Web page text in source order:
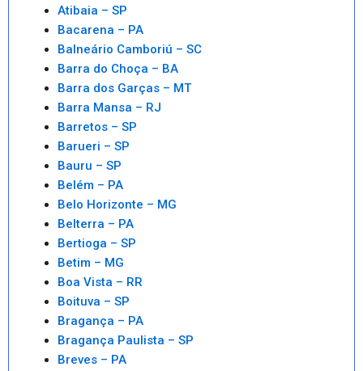
Atibaia – SP
Bacarena – PA
Balneário Camboriú – SC
Barra do Choça – BA
Barra dos Garças – MT
Barra Mansa – RJ
Barretos – SP
Barueri – SP
Bauru – SP
Belém – PA
Belo Horizonte – MG
Belterra – PA
Bertioga – SP
Betim – MG
Boa Vista – RR
Boituva – SP
Bragança – PA
Bragança Paulista – SP
Breves – PA